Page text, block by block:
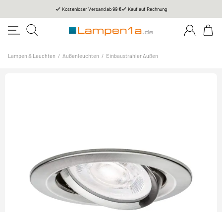
Kostenloser Versand ab 99 € Kauf auf Rechnung
Lampen & Leuchten / Außenleuchten / Einbaustrahler Außen